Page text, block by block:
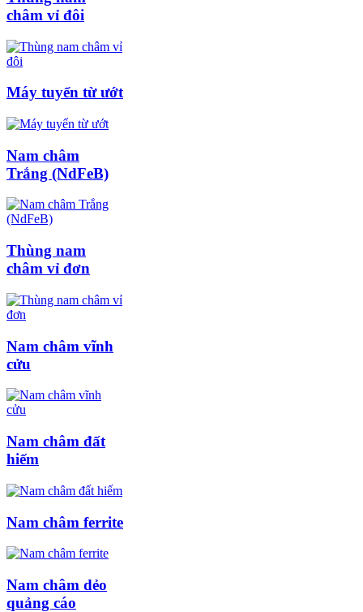
châm vỉ đôi
Máy tuyển từ ướt
Nam châm
Trắng (NdFeB)
Thùng nam
châm vỉ đơn
Nam châm vĩnh
cửu
Nam châm đất
hiếm
Nam châm ferrite
Nam châm dẻo
quảng cáo